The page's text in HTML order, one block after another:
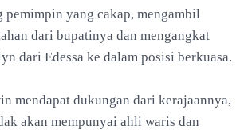
pemimpin yang cakap, mengambil
dari bupatinya dan mengangkat
dari Edessa ke dalam posisi berkuasa.
mendapat dukungan dari kerajaannya,
akan mempunyai ahli waris dan